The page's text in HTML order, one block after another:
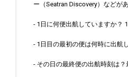
ー（Seatran Discovery）などがあ
- 1日に何便出航していますか？
- 1日目の最初の便は何時に出航
- その日の最終便の出航時刻は？